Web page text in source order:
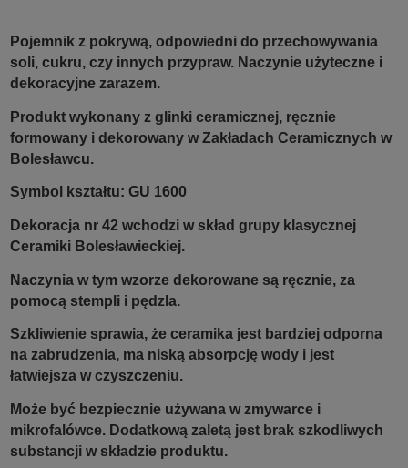
Pojemnik z pokrywą, odpowiedni do przechowywania
soli, cukru, czy innych przypraw. Naczynie użyteczne i
dekoracyjne zarazem.
Produkt wykonany z glinki ceramicznej, ręcznie
formowany i dekorowany w Zakładach Ceramicznych w
Bolesławcu.
Symbol kształtu: GU 1600
Dekoracja nr 42 wchodzi w skład grupy klasycznej
Ceramiki Bolesławieckiej.
Naczynia w tym wzorze dekorowane są ręcznie, za
pomocą stempli i pędzla.
Szkliwienie sprawia, że ceramika jest bardziej odporna
na zabrudzenia, ma niską absorpcję wody i jest
łatwiejsza w czyszczeniu.
Może być bezpiecznie używana w zmywarce i
mikrofalówce. Dodatkową zaletą jest brak szkodliwych
substancji w składzie produktu.